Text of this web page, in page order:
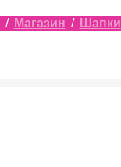
/ Магазин / Шапки